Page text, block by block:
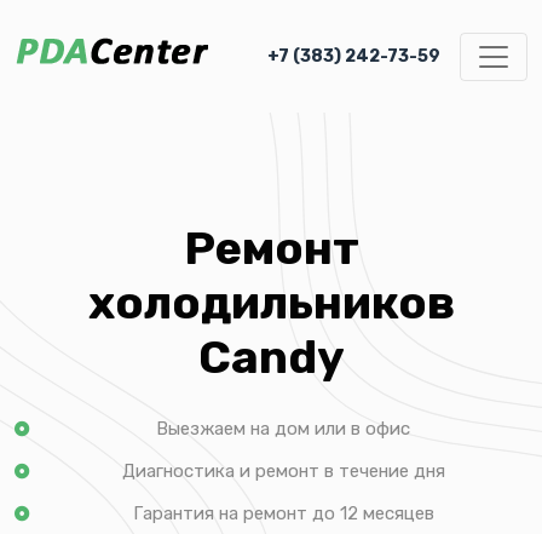
+7 (383) 242-73-59
Ремонт
холодильников
Candy
Выезжаем на дом или в офис
Диагностика и ремонт в течение дня
Гарантия на ремонт до 12 месяцев